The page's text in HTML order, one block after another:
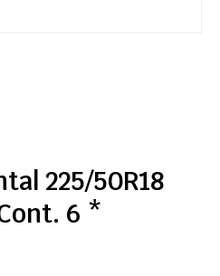
225/50R18
6 *